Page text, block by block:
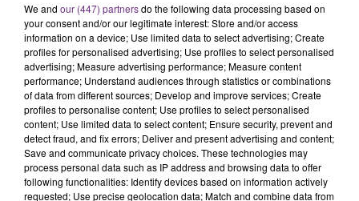
7 août 2026
LA CENTRALE NUCLÉAIRE DE CHOOZ
TOUJOURS À L'ARRÊT
Cela fait déjà une semaine que la centrale
nucléaire ardennaise est à l'arrêt. Une situation
justifiée par la sécheresse intense qui est toujours
présente.
We and our (447) partnersdo the following data processing based on
your consent and/or our legitimate interest: Store and/or access
information on a device; Use limited data to select advertising; Create
profiles for personalised advertising; Use profiles to select personalised
advertising; Measure advertising performance; Measure content
performance; Understand audiences through statistics or combinations
of data from different sources; Develop and improve services; Create
profiles to personalise content; Use profiles to select personalised
content; Use limited data to select content; Ensure security, prevent and
detect fraud, and fix errors; Deliver and present advertising and content;
Save and communicate privacy choices. These technologies may
process personal data such as IP address and browsing data to offer
following functionalities: Identify devices based on information actively
requested; Use precise geolocation data; Match and combine data from